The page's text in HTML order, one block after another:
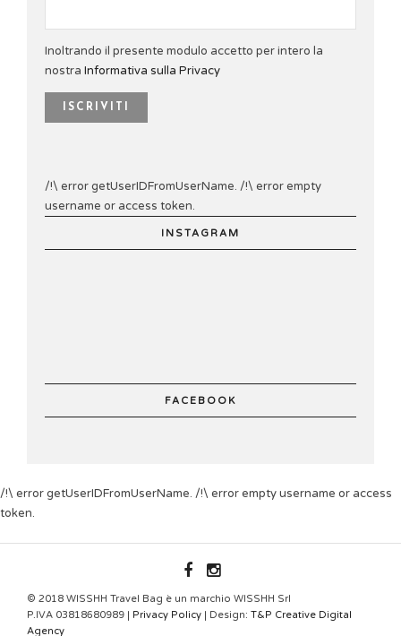
Inoltrando il presente modulo accetto per intero la
nostra Informativa sulla Privacy
/!\ error getUserIDFromUserName. /!\ error empty
username or access token.
INSTAGRAM
FACEBOOK
/!\ error getUserIDFromUserName. /!\ error empty username or access
token.
WISSHH.OFFICIAL
© 2018 WISSHH Travel Bag è un marchio WISSHH Srl
P.IVA 03818680989 | Privacy Policy | Design: T&P Creative Digital
Agency